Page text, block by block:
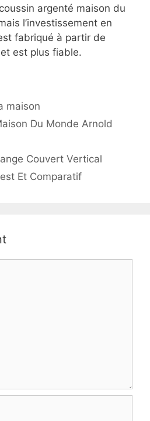
argenté maison du
l’investissement en
fabriqué à partir de
est plus fiable.
maison
Du Monde Arnold
Couvert Vertical
Et Comparatif